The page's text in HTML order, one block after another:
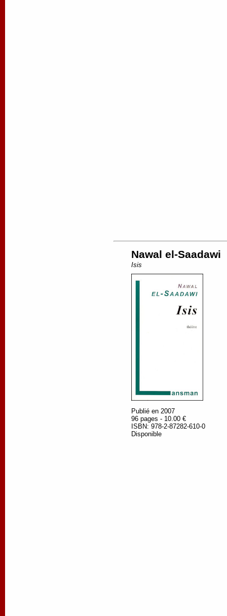
Nawal el-Saadawi
Isis
Publié en 2007
96 pages - 10.00 €
ISBN: 978-2-87282-610-0
Disponible